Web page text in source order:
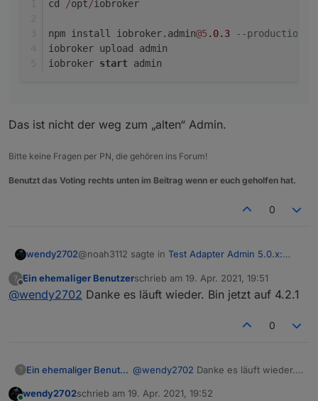
cd /opt/iobroker
npm install iobroker.admin@5 .0.3
--production
iobroker upload admin
iobroker start admin
Das ist nicht der weg zum „alten“ Admin.
Bitte keine Fragen per PN, die gehören ins Forum!
Benutzt das Voting rechts unten im Beitrag wenn er euch geholfen hat.
0
wendy2702@noah3112 sagte in Test Adapter Admin 5.0.x:
Die Abfrage erscheint noch dann die
Sollte gehen.
?
Offline
Ein ehemaliger Benutzerschrieb am 19. Apr. 2021, 19:51
zuletzt editiert von
@wendy2702 Danke es läuft wieder. Bin jetzt auf 4.2.1
0
? Ein ehemaliger Benutzer @wendy2702 Danke es läuft wieder.
wendy2702schrieb am 19. Apr. 2021, 19:52